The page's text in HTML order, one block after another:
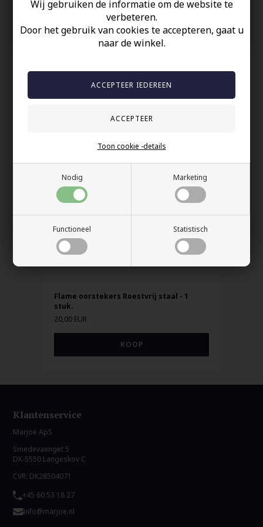
Wij gebruiken de informatie om de website te
verbeteren.
Door het gebruik van cookies te accepteren, gaat u
naar de winkel.
Nodig Marketing
Functioneel Statistisch
Toon cookie -details
Snelle bezorging
Anderen gekocht hebben ook
Flame oorstekers Roestvrij staal - 1
stuk.
20,00 EUR
Klantenservice
Marjoe ApS
Smedevaenget 5
DK-5550 Langeskov C
CVR: DK28504071
+45 60 53 18 27
info@marjoe.nl